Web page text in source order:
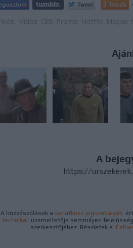
Tetszik
A
https://
A hozzászólások a vonatkozó jogszabályok
technikai üzemeltetője semmilyen
szerkesztőjéhez. Részletek a